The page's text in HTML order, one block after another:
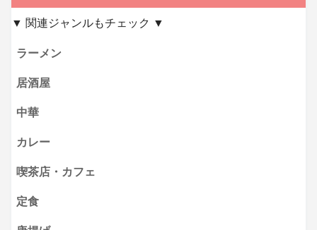
▼ 関連ジャンルもチェック ▼
ラーメン
居酒屋
中華
カレー
喫茶店・カフェ
定食